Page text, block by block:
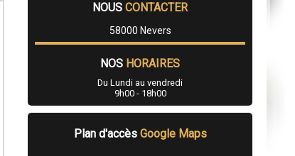
NOUS CONTACTER
58000 Nevers
NOS HORAIRES
Du Lundi au vendredi
9h00 - 18h00
Plan d'accès Google Maps